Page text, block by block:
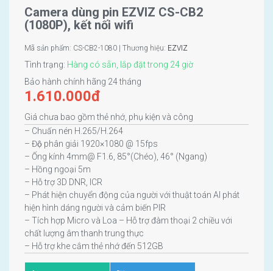
Camera dùng pin EZVIZ CS-CB2
(1080P), kết nối wifi
Mã sản phẩm: CS-CB2-1080 | Thương hiệu: EZVIZ
Tình trạng: Hàng có sẵn, lắp đặt trong 24 giờ
Bảo hành chính hãng 24 tháng
1.610.000đ
Giá chưa bao gồm thẻ nhớ, phụ kiện và công
– Chuấn nén H.265/H.264
– Độ phân giải 1920×1080 @ 15fps
– Ống kính 4mm@ F1.6, 85°(Chéo), 46° (Ngang)
– Hồng ngoại 5m
– Hỗ trợ 3D DNR, ICR
– Phát hiện chuyển động của người với thuật toán AI phát
hiện hình dáng người và cảm biến PIR
– Tích hợp Micro và Loa – Hỗ trợ đàm thoại 2 chiều với
chất lượng âm thanh trung thực
– Hỗ trợ khe cắm thẻ nhớ đến 512GB